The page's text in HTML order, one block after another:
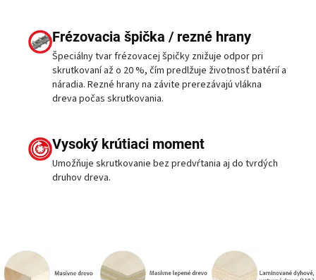
Frézovacia špička / rezné hrany
Špeciálny tvar frézovacej špičky znižuje odpor pri
skrutkovaní až o 20 %, čím predlžuje životnosť batérií a
náradia. Rezné hrany na závite prerezávajú vlákna
dreva počas skrutkovania.
Vysoký krútiaci moment
Umožňuje skrutkovanie bez predvŕtania aj do tvrdých
druhov dreva.